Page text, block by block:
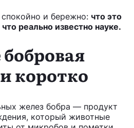
и бережно: что это
реально известно науке.
коротко
желез бобра — продукт
который животные